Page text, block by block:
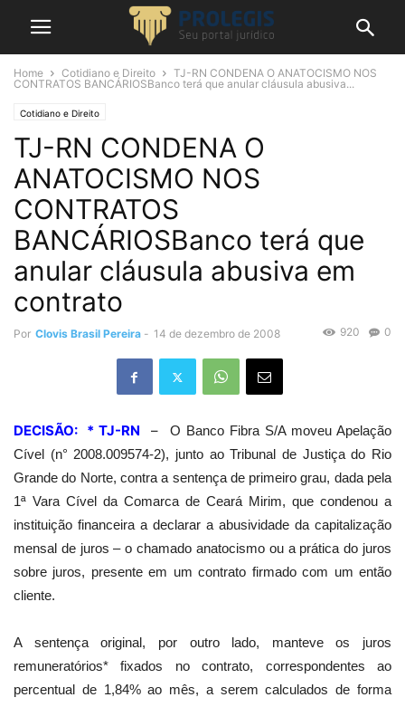
Home Cotidiano e Direito
TJ-RN CONDENA O ANATOCISMO NOS
CONTRATOS BANCÁRIOSBanco terá que anular cláusula abusiva...
Cotidiano e Direito
TJ-RN CONDENA O
ANATOCISMO NOS
CONTRATOS
BANCÁRIOSBanco terá que
anular cláusula abusiva em
contrato
Por Clovis Brasil Pereira - 14 de dezembro de 2008 0
920
DECISÃO: * TJ-RN – O Banco Fibra S/A moveu Apelação
Cível (n° 2008.009574-2), junto ao Tribunal de Justiça do Rio
Grande do Norte, contra a sentença de primeiro grau, dada pela
1ª Vara Cível da Comarca de Ceará Mirim, que condenou a
instituição financeira a declarar a abusividade da capitalização
mensal de juros – o chamado anatocismo ou a prática do juros
sobre juros, presente em um contrato firmado com um então
cliente.
A sentença original, por outro lado, manteve os juros
remuneratórios* fixados no contrato, correspondentes ao
percentual de 1,84% ao mês, a serem calculados de forma